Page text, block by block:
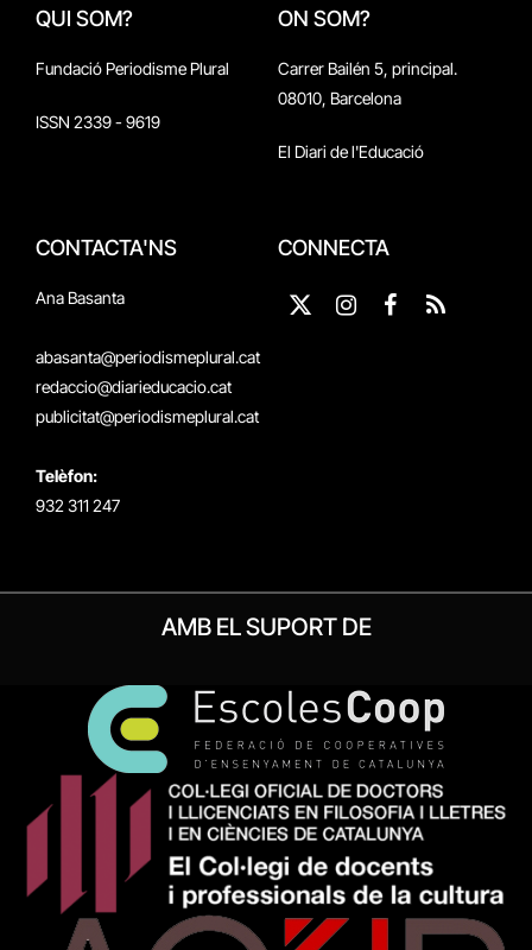
QUI SOM?
Fundació Periodisme Plural
ISSN 2339 - 9619
ON SOM?
Carrer Bailén 5, principal.
08010, Barcelona
El Diari de l'Educació
CONTACTA'NS
Ana Basanta
abasanta@periodismeplural.cat
redaccio@diarieducacio.cat
publicitat@periodismeplural.cat
Telèfon:
932 311 247
CONNECTA
X
Instagram
Facebook
RSS
AMB EL SUPORT DE